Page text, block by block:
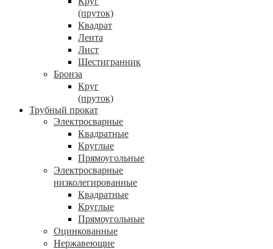
(пруток)
Квадрат
Лента
Лист
Шестигранник
Бронза
Круг
(пруток)
Трубный прокат
Электросварные
Квадратные
Круглые
Прямоугольные
Электросварные
низколегированные
Квадратные
Круглые
Прямоугольные
Оцинкованные
Нержавеющие